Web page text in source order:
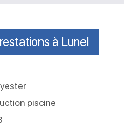
à Lunel
piscine